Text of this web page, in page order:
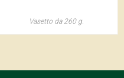
Vasetto da 260 g.